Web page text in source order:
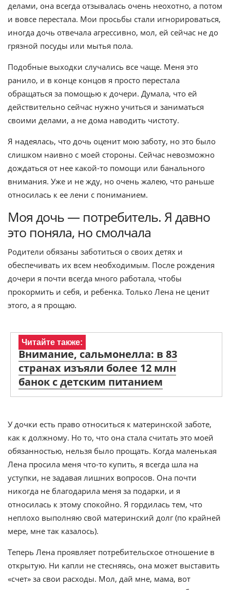
делами, она всегда отзывалась очень неохотно, а потом
и вовсе перестала. Мои просьбы стали игнорироваться,
иногда дочь отвечала агрессивно, мол, ей сейчас не до
грязной посуды или мытья пола.
Подобные выходки случались все чаще. Меня это
ранило, и в конце концов я просто перестала
обращаться за помощью к дочери. Думала, что ей
действительно сейчас нужно учиться и заниматься
своими делами, а не дома наводить чистоту.
Я надеялась, что дочь оценит мою заботу, но это было
слишком наивно с моей стороны. Сейчас невозможно
дождаться от нее какой-то помощи или банального
внимания. Уже и не жду, но очень жалею, что раньше
относилась к ее лени с пониманием.
Моя дочь — потребитель. Я давно
это поняла, но смолчала
Родители обязаны заботиться о своих детях и
обеспечивать их всем необходимым. После рождения
дочери я почти всегда много работала, чтобы
прокормить и себя, и ребенка. Только Лена не ценит
этого, а я прощаю.
Читайте также:
Внимание, сальмонелла: в 83
странах изъяли более 12 млн
банок с детским питанием
У дочки есть право относиться к материнской заботе,
как к должному. Но то, что она стала считать это моей
обязанностью, нельзя было прощать. Когда маленькая
Лена просила меня что-то купить, я всегда шла на
уступки, не задавая лишних вопросов. Она почти
никогда не благодарила меня за подарки, и я
относилась к этому спокойно. Я гордилась тем, что
неплохо выполняю свой материнский долг (по крайней
мере, мне так казалось).
Теперь Лена проявляет потребительское отношение в
открытую. Ни капли не стесняясь, она может выставить
«счет» за свои расходы. Мол, дай мне, мама, вот